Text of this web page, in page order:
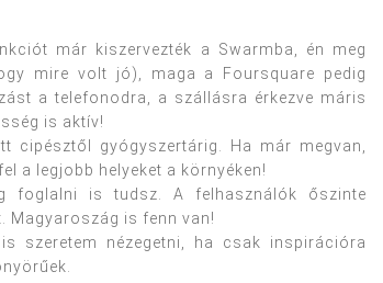
már kiszervezték a Swarmba, én meg
mire volt jó), maga a Foursquare pedig
a telefonodra, a szállásra érkezve máris
is aktív!
cipésztől gyógyszertárig. Ha már megvan,
a legjobb helyeket a környéken!
foglalni is tudsz. A felhasználók őszinte
Magyaroszág is fenn van!
szeretem nézegetni, ha csak inspirációra